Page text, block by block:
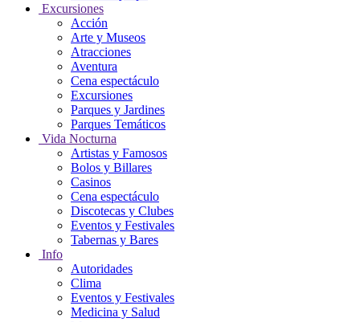
Excursiones
Acción
Arte y Museos
Atracciones
Aventura
Cena espectáculo
Excursiones
Parques y Jardines
Parques Temáticos
Vida Nocturna
Artistas y Famosos
Bolos y Billares
Casinos
Cena espectáculo
Discotecas y Clubes
Eventos y Festivales
Tabernas y Bares
Info
Autoridades
Clima
Eventos y Festivales
Medicina y Salud